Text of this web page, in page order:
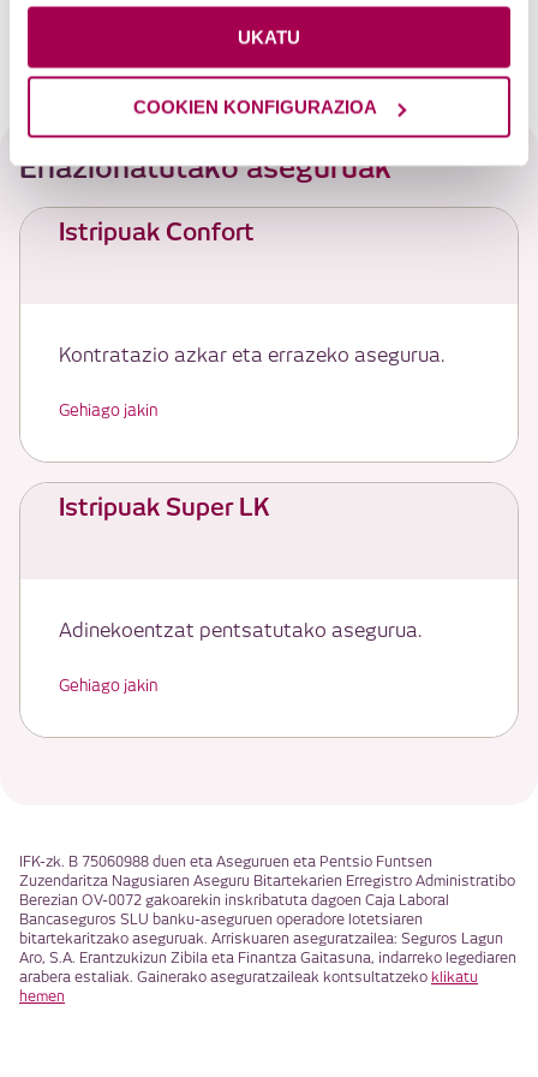
COOKIEN KONFIGURAZIOA
UKATU
Erlazionatutako aseguruak
Istripuak Confort
Kontratazio azkar eta errazeko asegurua.
Gehiago jakin
Istripuak Super LK
Adinekoentzat pentsatutako asegurua.
Gehiago jakin
IFK-zk. B 75060988 duen eta Aseguruen eta Pentsio Funtsen
Zuzendaritza Nagusiaren Aseguru Bitartekarien Erregistro Administratibo
Berezian OV-0072 gakoarekin inskribatuta dagoen Caja Laboral
Bancaseguros SLU banku-aseguruen operadore lotetsiaren
bitartekaritzako aseguruak. Arriskuaren aseguratzailea: Seguros Lagun
Aro, S.A. Erantzukizun Zibila eta Finantza Gaitasuna, indarreko legediaren
arabera estaliak. Gainerako aseguratzaileak kontsultatzeko klikatu
hemen